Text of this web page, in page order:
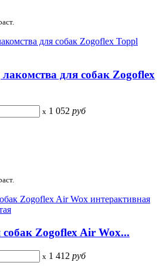
для собак Zogoflex
x 1 052 руб
Zogoflex Air Wox...
x 1 412 руб